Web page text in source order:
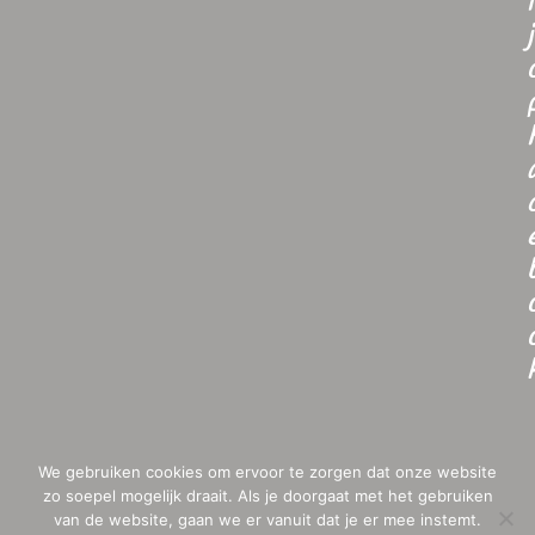
j
We gebruiken cookies om ervoor te zorgen dat onze website
zo soepel mogelijk draait. Als je doorgaat met het gebruiken
van de website, gaan we er vanuit dat je er mee instemt.